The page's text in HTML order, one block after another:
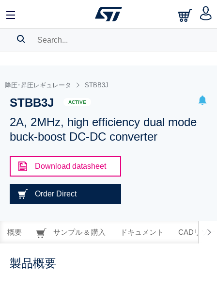
BOOKMARK
Pleaselog in to show your saved searches.
降圧･昇圧レギュレータ STBB3J
STBB3J ACTIVE
2A, 2MHz, high efficiency dual mode
buck-boost DC-DC converter
Download datasheet
Order Direct
概要 サンプル & 購入 ドキュメント CADリソー
製品概要